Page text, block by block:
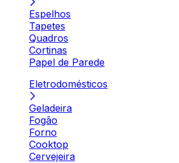
Espelhos
Tapetes
Quadros
Cortinas
Papel de Parede
Eletrodomésticos
Geladeira
Fogão
Forno
Cooktop
Cervejeira